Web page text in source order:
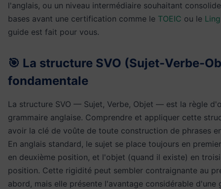
l'anglais, ou un niveau intermédiaire souhaitant
bases avant une certification comme le TOEIC ou le
guide est fait pour vous.
🎯 La structure SVO (Sujet-Verbe-
fondamentale
La structure SVO — Sujet, Verbe, Objet — est la règle
grammaire anglaise. Comprendre et appliquer cette
avoir la clé de voûte de toute construction de phrases
En anglais standard, le sujet se place toujours en
en deuxième position, et l'objet (quand il existe) en
position. Cette rigidité peut sembler contraignante au
abord, mais elle présente l'avantage considérable d'une